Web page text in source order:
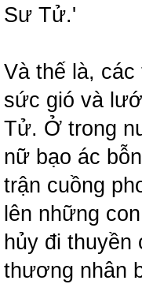
Sư Tử.'
Và thế là,
sức gió và
Tử. Ở trong
nữ bạo ác
trận cuồng
lên những
hủy đi thuyền
thương nhân